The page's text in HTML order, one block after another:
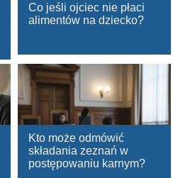
Co jeśli ojciec nie płaci
alimentów na dziecko?
Kto może odmówić
składania zeznań w
postępowaniu karnym?